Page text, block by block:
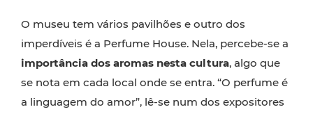
O museu tem vários pavilhões e outro dos
imperdíveis é a Perfume House. Nela, percebe-se a
importância dos aromas nesta cultura, algo que
se nota em cada local onde se entra. “O perfume é
a linguagem do amor”, lê-se num dos expositores